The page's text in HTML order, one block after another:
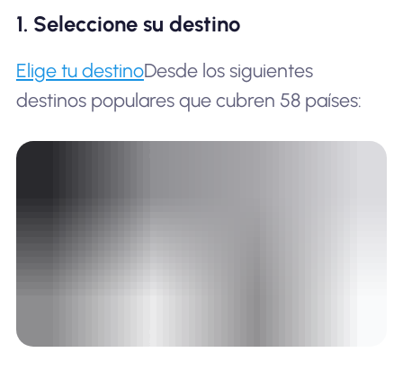
1. Seleccione su destino
Elige tu destinoDesde los siguientes
destinos populares que cubren 58 países: